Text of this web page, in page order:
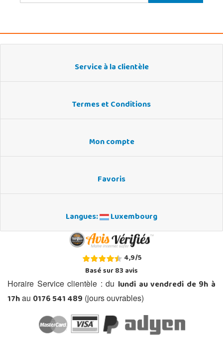
Service à la clientèle
Termes et Conditions
Mon compte
Favoris
Langues: Luxembourg
4,9/5
Basé sur83avis
Horaire Service clientèle : du lundi au vendredi de 9h à
17hau 0176 541 489 (jours ouvrables)